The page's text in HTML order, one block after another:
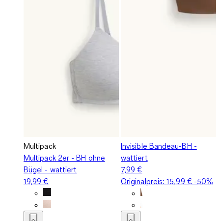
Multipack
Multipack 2er - BH ohne
Bügel - wattiert
19,99 €
Invisible Bandeau-BH -
wattiert
7,99 €
Originalpreis:15,99 €-50%